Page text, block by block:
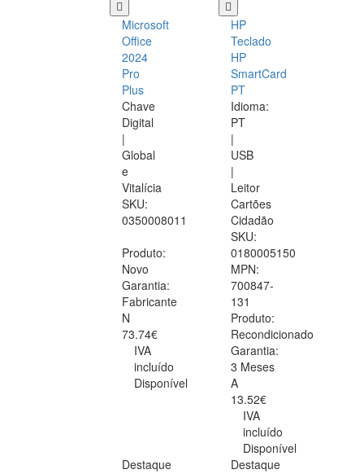
Microsoft
Office
2024
Pro
Plus
Chave
Digital
|
Global
e
Vitalícia
SKU:
0350008011
Produto:
Novo
Garantia:
Fabricante
N
73.74€
IVA
incluído
Disponível
HP
Teclado
HP
SmartCard
PT
Idioma:
PT
|
USB
|
Leitor
Cartões
Cidadão
SKU:
0180005150
MPN:
700847-
131
Produto:
Recondicionado
Garantia:
3 Meses
A
13.52€
IVA
incluído
Disponível
Destaque
Destaque